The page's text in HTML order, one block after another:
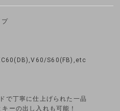
プ
S60(FB),etc
で丁寧に仕上げられた一品
ーの出し入れも可能！